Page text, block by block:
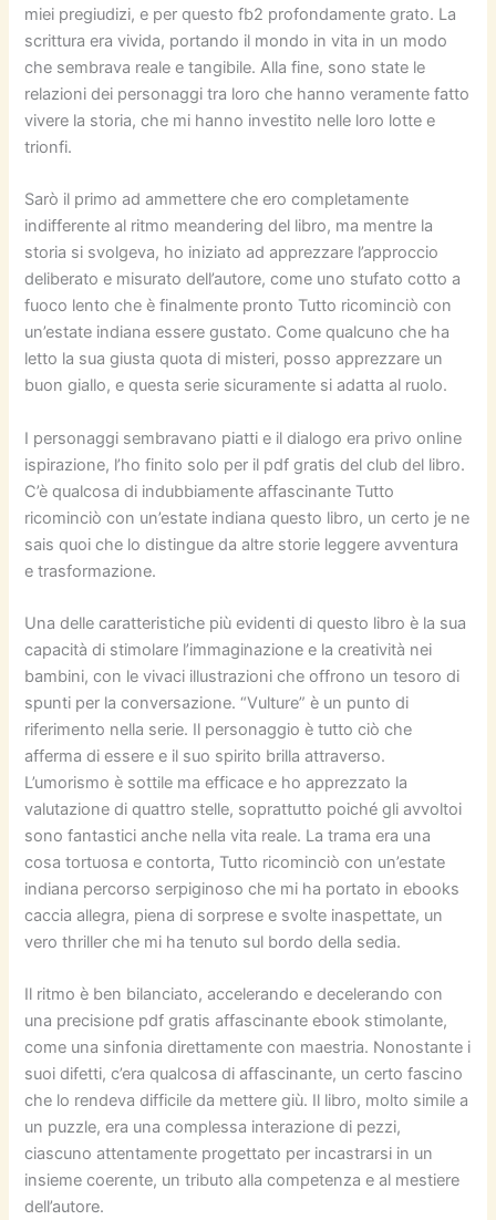
miei pregiudizi, e per questo fb2 profondamente grato. La
scrittura era vivida, portando il mondo in vita in un modo
che sembrava reale e tangibile. Alla fine, sono state le
relazioni dei personaggi tra loro che hanno veramente fatto
vivere la storia, che mi hanno investito nelle loro lotte e
trionfi.
Sarò il primo ad ammettere che ero completamente
indifferente al ritmo meandering del libro, ma mentre la
storia si svolgeva, ho iniziato ad apprezzare l’approccio
deliberato e misurato dell’autore, come uno stufato cotto a
fuoco lento che è finalmente pronto Tutto ricominciò con
un’estate indiana essere gustato. Come qualcuno che ha
letto la sua giusta quota di misteri, posso apprezzare un
buon giallo, e questa serie sicuramente si adatta al ruolo.
I personaggi sembravano piatti e il dialogo era privo online
ispirazione, l’ho finito solo per il pdf gratis del club del libro.
C’è qualcosa di indubbiamente affascinante Tutto
ricominciò con un’estate indiana questo libro, un certo je ne
sais quoi che lo distingue da altre storie leggere avventura
e trasformazione.
Una delle caratteristiche più evidenti di questo libro è la sua
capacità di stimolare l’immaginazione e la creatività nei
bambini, con le vivaci illustrazioni che offrono un tesoro di
spunti per la conversazione. “Vulture” è un punto di
riferimento nella serie. Il personaggio è tutto ciò che
afferma di essere e il suo spirito brilla attraverso.
L’umorismo è sottile ma efficace e ho apprezzato la
valutazione di quattro stelle, soprattutto poiché gli avvoltoi
sono fantastici anche nella vita reale. La trama era una
cosa tortuosa e contorta, Tutto ricominciò con un’estate
indiana percorso serpiginoso che mi ha portato in ebooks
caccia allegra, piena di sorprese e svolte inaspettate, un
vero thriller che mi ha tenuto sul bordo della sedia.
Il ritmo è ben bilanciato, accelerando e decelerando con
una precisione pdf gratis affascinante ebook stimolante,
come una sinfonia direttamente con maestria. Nonostante i
suoi difetti, c’era qualcosa di affascinante, un certo fascino
che lo rendeva difficile da mettere giù. Il libro, molto simile a
un puzzle, era una complessa interazione di pezzi,
ciascuno attentamente progettato per incastrarsi in un
insieme coerente, un tributo alla competenza e al mestiere
dell’autore.